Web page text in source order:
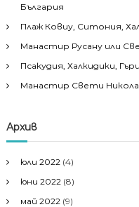
България
Плаж Ковиу, Ситония,
Манастир Русану или
Псакудия, Халкидики,
Манастир Свети
Архив
юли 2022 (4)
юни 2022 (8)
май 2022 (9)